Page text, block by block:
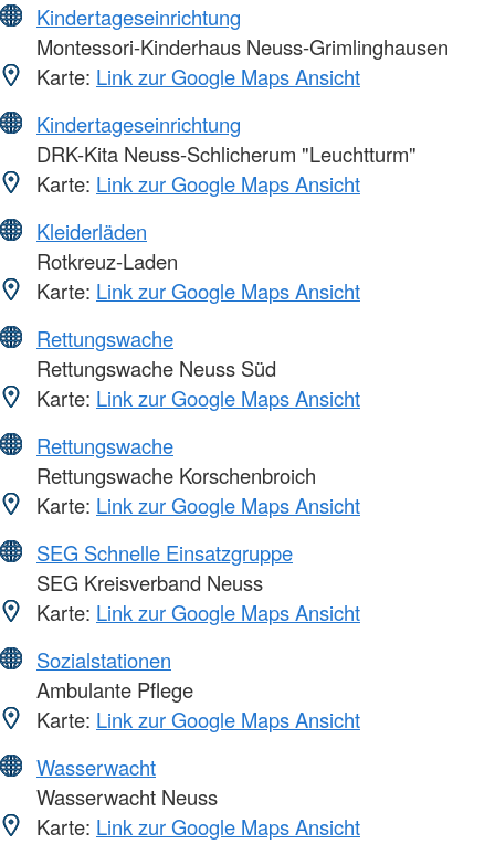
Kindertageseinrichtung
Montessori-Kinderhaus Neuss-Grimlinghausen
Karte: Link zur Google Maps Ansicht
Kindertageseinrichtung
DRK-Kita Neuss-Schlicherum "Leuchtturm"
Karte: Link zur Google Maps Ansicht
Kleiderläden
Rotkreuz-Laden
Karte: Link zur Google Maps Ansicht
Rettungswache
Rettungswache Neuss Süd
Karte: Link zur Google Maps Ansicht
Rettungswache
Rettungswache Korschenbroich
Karte: Link zur Google Maps Ansicht
SEG Schnelle Einsatzgruppe
SEG Kreisverband Neuss
Karte: Link zur Google Maps Ansicht
Sozialstationen
Ambulante Pflege
Karte: Link zur Google Maps Ansicht
Wasserwacht
Wasserwacht Neuss
Karte: Link zur Google Maps Ansicht